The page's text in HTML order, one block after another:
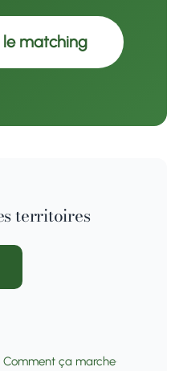
matching
territoires
ça marche•